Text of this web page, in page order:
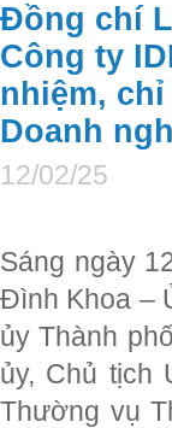
Đồng chí
Công ty
nhiệm,
Doanh
12/02/25
Sáng ngày
Đình Khoa –
ủy Thành
ủy, Chủ tịch
Thường vụ